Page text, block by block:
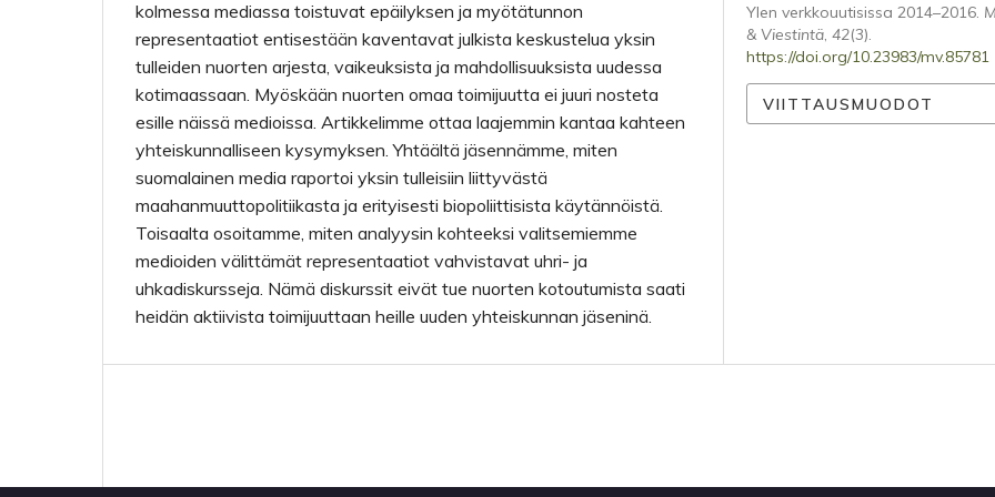
kolmessa mediassa toistuvat epäilyksen ja myötätunnon
representaatiot entisestään kaventavat julkista keskustelua yksin
tulleiden nuorten arjesta, vaikeuksista ja mahdollisuuksista uudessa
kotimaassaan. Myöskään nuorten omaa toimijuutta ei juuri nosteta
esille näissä medioissa. Artikkelimme ottaa laajemmin kantaa kahteen
yhteiskunnalliseen kysymyksen. Yhtäältä jäsennämme, miten
suomalainen media raportoi yksin tulleisiin liittyvästä
maahanmuuttopolitiikasta ja erityisesti biopoliittisista käytännöistä.
Toisaalta osoitamme, miten analyysin kohteeksi valitsemiemme
medioiden välittämät representaatiot vahvistavat uhri- ja
uhkadiskursseja. Nämä diskurssit eivät tue nuorten kotoutumista saati
heidän aktiivista toimijuuttaan heille uuden yhteiskunnan jäseninä.
Ylen verkkouutisissa 2014–2016.
& Viestintä, 42(3).
https://doi.org/10.23983/mv.85781
VIITTAUSMUODOT